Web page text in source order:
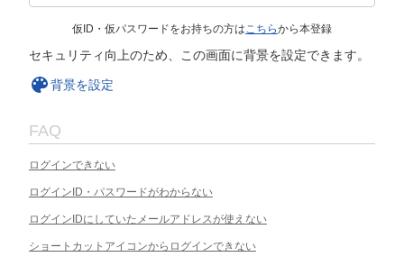
仮ID・仮パスワードをお持ちの方はこちらから本登録
セキュリティ向上のため、この画面に背景を設定できます。
背景を設定
FAQ
ログインできない
ログインID・パスワードがわからない
ログインIDにしていたメールアドレスが使えない
ショートカットアイコンからログインできない